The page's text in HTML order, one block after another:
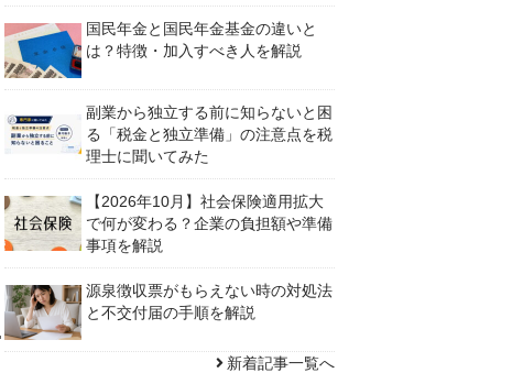
国民年金と国民年金基金の違いと
は？特徴・加入すべき人を解説
副業から独立する前に知らないと困
る「税金と独立準備」の注意点を税
理士に聞いてみた
【2026年10月】社会保険適用拡大
で何が変わる？企業の負担額や準備
事項を解説
源泉徴収票がもらえない時の対処法
と不交付届の手順を解説
新着記事一覧へ